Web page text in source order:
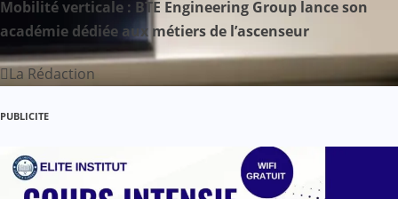
a
r
t
c
Mobilité verticale : BTE Engineering Group lance son
académie dédiée aux métiers de l’ascenseur
La Rédaction
PUBLICITE